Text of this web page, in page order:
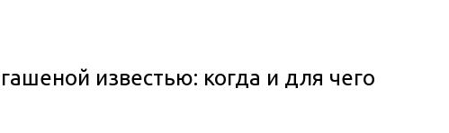
известью: когда и для чего